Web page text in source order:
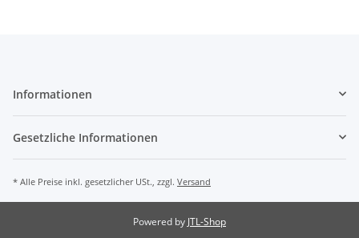
Informationen
Gesetzliche Informationen
* Alle Preise inkl. gesetzlicher USt., zzgl. Versand
Powered by JTL-Shop